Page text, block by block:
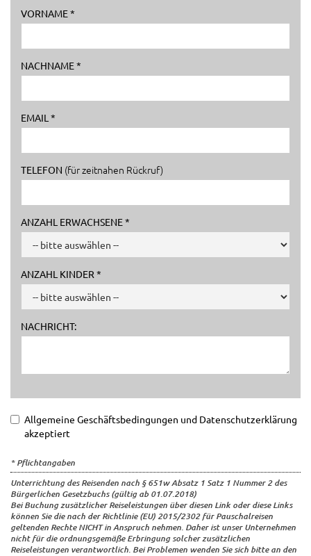
VORNAME *
NACHNAME *
EMAIL *
TELEFON (für zeitnahen Rückruf)
ANZAHL ERWACHSENE *
ANZAHL KINDER *
NACHRICHT:
Allgemeine Geschäftsbedingungen und Datenschutzerklärung
akzeptiert
* Pflichtangaben
Unterrichtung des Reisenden nach § 651w Absatz 1 Satz 1 Nummer 2 des
Bürgerlichen Gesetzbuchs (gültig ab 01.07.2018)
Bei Buchung zusätzlicher Reiseleistungen über diesen Link oder diese Links
können Sie die nach der Richtlinie (EU) 2015/2302 für Pauschalreisen
geltenden Rechte NICHT in Anspruch nehmen. Daher ist unser Unternehmen
nicht für die ordnungsgemäße Erbringung solcher zusätzlichen
Reiseleistungen verantwortlich. Bei Problemen wenden Sie sich bitte an den